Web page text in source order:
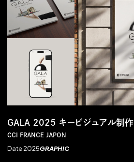
GALA 2025 キービジュアル制作
CCI FRANCE JAPON
Date 2025GRAPHIC